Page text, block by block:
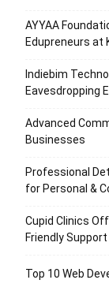
AYYAA
Edupreneurs at
Indiebim
Eavesdropping
Advanced
Businesses
Professional
for Personal &
Cupid Clinics
Friendly Support
Top 10 Web